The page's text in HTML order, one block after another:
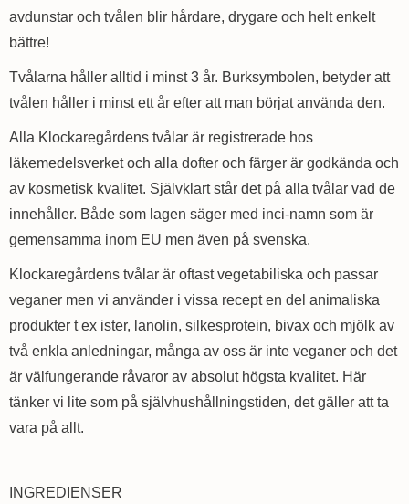
avdunstar och tvålen blir hårdare, drygare och helt enkelt
bättre!
Tvålarna håller alltid i minst 3 år. Burksymbolen, betyder att
tvålen håller i minst ett år efter att man börjat använda den.
Alla Klockaregårdens tvålar är registrerade hos
läkemedelsverket och alla dofter och färger är godkända och
av kosmetisk kvalitet. Självklart står det på alla tvålar vad de
innehåller. Både som lagen säger med inci-namn som är
gemensamma inom EU men även på svenska.
Klockaregårdens tvålar är oftast vegetabiliska och passar
veganer men vi använder i vissa recept en del animaliska
produkter t ex ister, lanolin, silkesprotein, bivax och mjölk av
två enkla anledningar, många av oss är inte veganer och det
är välfungerande råvaror av absolut högsta kvalitet. Här
tänker vi lite som på självhushållningstiden, det gäller att ta
vara på allt.
INGREDIENSER